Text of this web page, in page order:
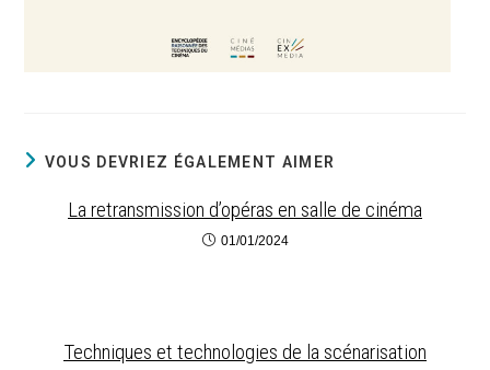
VOUS DEVRIEZ ÉGALEMENT AIMER
La retransmission d’opéras en salle de cinéma
01/01/2024
Techniques et technologies de la scénarisation